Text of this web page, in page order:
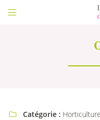

Vous pouvez nous
 Catégorie : Horticulture